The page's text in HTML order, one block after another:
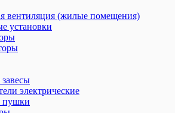
вентиляция (жилые помещения)
установки
электрические
пушки